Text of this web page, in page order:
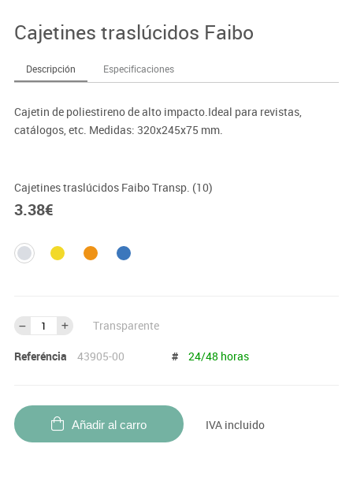
Cajetines traslúcidos Faibo
Descripción Especificaciones
Cajetin de poliestireno de alto impacto.Ideal para revistas,
catálogos, etc. Medidas: 320x245x75 mm.
Cajetines traslúcidos Faibo Transp. (10)
3.38€
Transparente
Referéncia 43905-00 # 24/48 horas
Añadir al carro IVA incluido